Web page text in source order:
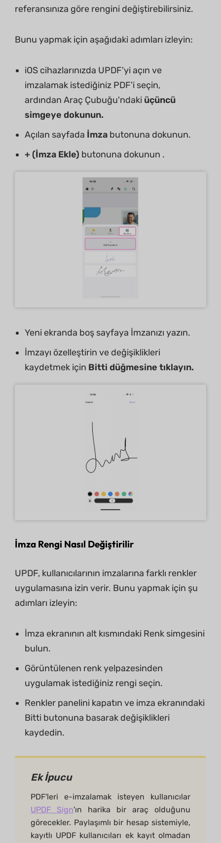
referansınıza göre rengini değiştirebilirsiniz.
Bunu yapmak için aşağıdaki adımları izleyin:
iOS cihazlarınızda UPDF'yi açın ve
imzalamak istediğiniz PDF'i seçin,
ardından Araç Çubuğu'ndaki üçüncü
simgeye dokunun.
Açılan sayfada İmza butonuna dokunun.
+ (İmza Ekle) butonuna dokunun .
Yeni ekranda boş sayfaya İmzanızı yazın.
İmzayı özelleştirin ve değişiklikleri
kaydetmek için Bitti düğmesine tıklayın.
İmza Rengi Nasıl Değiştirilir
UPDF, kullanıcılarının imzalarına farklı renkler
uygulamasına izin verir. Bunu yapmak için şu
adımları izleyin:
İmza ekranının alt kısmındaki Renk simgesini
bulun.
Görüntülenen renk yelpazesinden
uygulamak istediğiniz rengi seçin.
Renkler panelini kapatın ve imza ekranındaki
Bitti butonuna basarak değişiklikleri
kaydedin.
Ek İpucu
PDF'leri e-imzalamak isteyen kullanıcılar
UPDF Sign'ın harika bir araç olduğunu
görecekler. Paylaşımlı bir hesap sistemiyle,
kayıtlı UPDF kullanıcıları ek kayıt olmadan